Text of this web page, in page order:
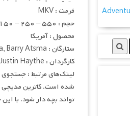
فرمت : MKV
حجم : ۵۵۰ – ۲۵۰ – ۱۵۰ مگابایت
محصول : آمریکا
ستارگان : Samantha Morton, Amrita Acharia, Barry Atsma
کارگردان : Justin Haythe
لینک‌های مرتبط :
شده است. کاترین مدیچی
تواند بچه دار شود. با